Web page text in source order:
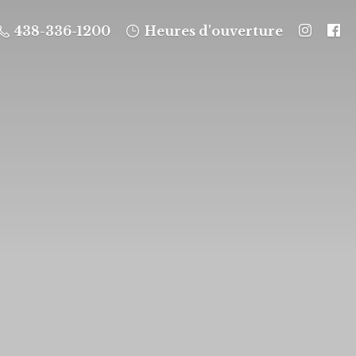
438-336-1200 Heures d'ouverture